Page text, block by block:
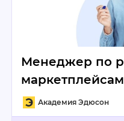
Менеджер по
Академия Эдюсон